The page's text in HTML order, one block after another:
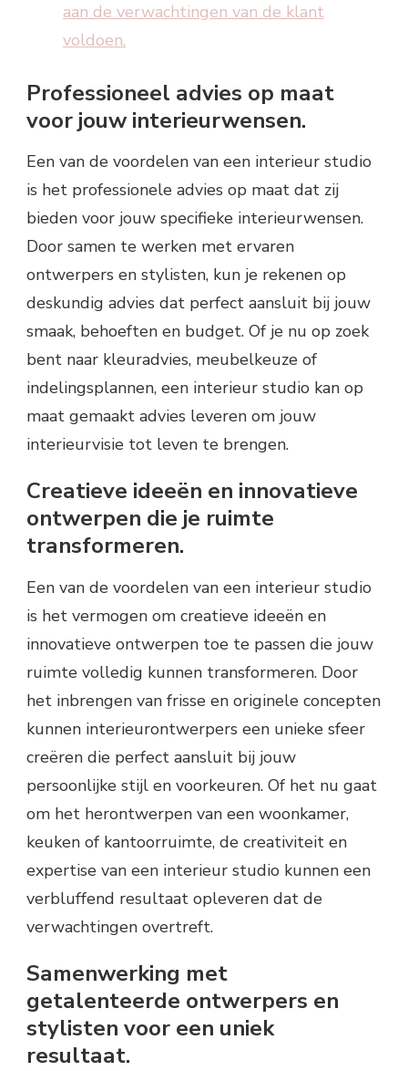
aan de verwachtingen van de klant
voldoen.
Professioneel advies op maat
voor jouw interieurwensen.
Een van de voordelen van een interieur studio
is het professionele advies op maat dat zij
bieden voor jouw specifieke interieurwensen.
Door samen te werken met ervaren
ontwerpers en stylisten, kun je rekenen op
deskundig advies dat perfect aansluit bij jouw
smaak, behoeften en budget. Of je nu op zoek
bent naar kleuradvies, meubelkeuze of
indelingsplannen, een interieur studio kan op
maat gemaakt advies leveren om jouw
interieurvisie tot leven te brengen.
Creatieve ideeën en innovatieve
ontwerpen die je ruimte
transformeren.
Een van de voordelen van een interieur studio
is het vermogen om creatieve ideeën en
innovatieve ontwerpen toe te passen die jouw
ruimte volledig kunnen transformeren. Door
het inbrengen van frisse en originele concepten
kunnen interieurontwerpers een unieke sfeer
creëren die perfect aansluit bij jouw
persoonlijke stijl en voorkeuren. Of het nu gaat
om het herontwerpen van een woonkamer,
keuken of kantoorruimte, de creativiteit en
expertise van een interieur studio kunnen een
verbluffend resultaat opleveren dat de
verwachtingen overtreft.
Samenwerking met
getalenteerde ontwerpers en
stylisten voor een uniek
resultaat.